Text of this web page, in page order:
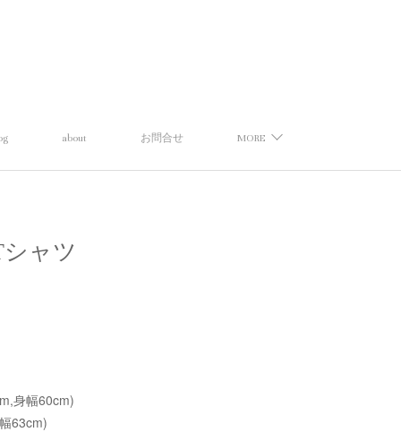
about お問合せ MORE
シャツ
身幅60cm)
63cm)